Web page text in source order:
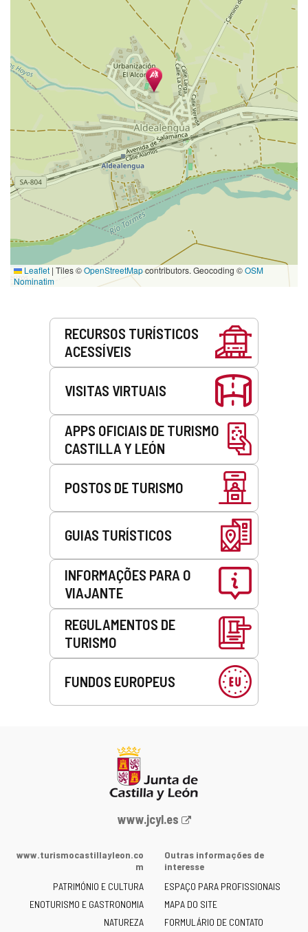
Leaflet | Tiles ©OpenStreetMapcontributors. Geocoding ©OSM
Nominatim
RECURSOS TURÍSTICOS
ACESSÍVEIS
VISITAS VIRTUAIS
APPS OFICIAIS DE TURISMO
CASTILLA Y LEÓN
POSTOS DE TURISMO
GUIAS TURÍSTICOS
INFORMAÇÕES PARA O
VIAJANTE
REGULAMENTOS DE
TURISMO
FUNDOS EUROPEUS
Portal
Junta
Castilla
y
León
www.jcyl.es
www.turismocastillayleon.co
m
PATRIMÓNIO E CULTURA
ENOTURISMO E GASTRONOMIA
NATUREZA
Outras informações de
interesse
ESPAÇO PARA PROFISSIONAIS
MAPA DO SITE
FORMULÁRIO DE CONTATO